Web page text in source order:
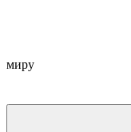
миру